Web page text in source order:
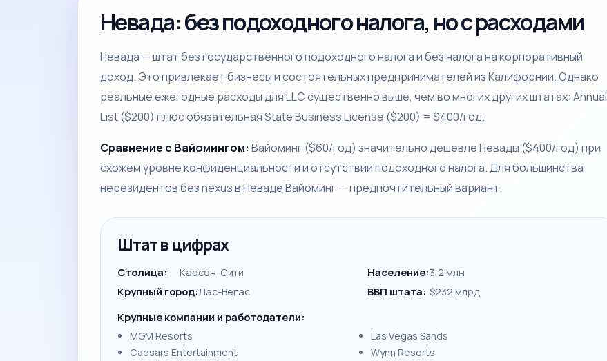
Невада: без подоходного налога, но с расходами
Невада — штат без государственного подоходного налога и без налога на корпоративный
доход. Это привлекает бизнесы и состоятельных предпринимателей из Калифорнии. Однако
реальные ежегодные расходы для LLC существенно выше, чем во многих других штатах: Annual
List ($200) плюс обязательная State Business License ($200) = $400/год.
Сравнение с Вайомингом: Вайоминг ($60/год) значительно дешевле Невады ($400/год) при
схожем уровне конфиденциальности и отсутствии подоходного налога. Для большинства
нерезидентов без nexus в Неваде Вайоминг — предпочтительный вариант.
Штат в цифрах
Столица: Карсон-Сити Население:3,2 млн
Крупный город:Лас-Вегас ВВП штата: $232 млрд
Крупные компании и работодатели:
MGM Resorts
Las Vegas Sands
Caesars Entertainment
Wynn Resorts